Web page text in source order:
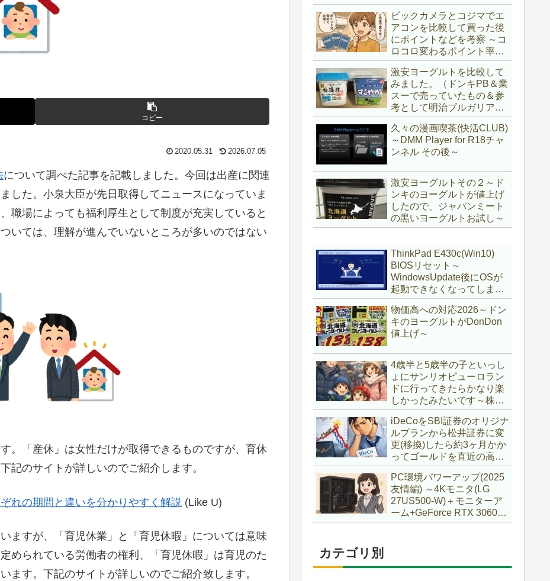
コピー
2020.05.31 2026.07.05
について調べた記事を記載しました。今回は出産に関連
した。小泉大臣が先日取得してニュースになっていま
職場によっても福利厚生として制度が充実していると
いては、理解が進んでいないところが多いのではない
。「産休」は女性だけが取得できるものですが、育休
記のサイトが詳しいのでご紹介します。
れの期間と違いを分かりやすく解説 (Like U)
ますが、「育児休業」と「育児休暇」については意味
められている労働者の権利、「育児休暇」は育児のた
ます。下記のサイトが詳しいのでご紹介致します。
パイク～
ビックカメラとコジマでエ
アコンを比較して買った後
にポイントなどを考察 ～コ
ロコロ変わるポイント率に
注意＆株主優待券はポイン
ト率が低い時に使うべし～
激安ヨーグルトを比較して
みました。（ドンキPB＆業
スーで売っていたもの＆参
考として明治ブルガリアヨ
ーグルト)
久々の漫画喫茶(快活CLUB)
～DMM Player for R18チャ
ンネル その後～
激安ヨーグルトその２～ド
ンキのヨーグルトが値上げ
したので、ジャパンミート
の黒いヨーグルトお試し～
ThinkPad E430c(Win10)
BIOSリセット～
WindowsUpdate後にOSが
起動できなくなってしまい
復旧～
物価高への対応2026～ドン
キのヨーグルトがDonDon
値上げ～
4歳半と5歳半の子といっし
ょにサンリオピューロラン
ドに行ってきたらかなり楽
しかったみたいです～株主
優待券利用～
iDeCoをSBI証券のオリジナ
ルプランから松井証券に変
更(移換)したら約3ヶ月かか
ってゴールドを直近の高値
で購入していた話
PC環境パワーアップ(2025
友情編) ～4Kモニタ(LG
27US500-W)＋モニターア
ーム+GeForce RTX 3060Ti
VENTUS 2X 8G OCV1
カテゴリ別